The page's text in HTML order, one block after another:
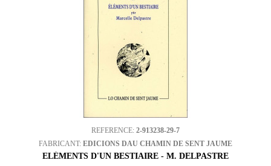
REFERENCE: 2-913238-29-7
FABRICANT: EDICIONS DAU CHAMIN DE SENT JAUME
ELÉMENTS D'UN BESTIAIRE - M. DELPASTRE